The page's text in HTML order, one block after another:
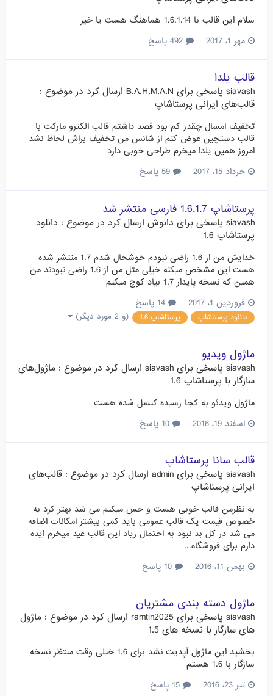
سلام این قالب با 1.6.1.14 هماهنگ هست یا خیر
مهر 1، 2017
قالب یلدا
siavash پاسخی برای B.A.H.M.A.N ارسال کرد در موضوع :
قالب‌های ایرانی پرستاشاپ
تخفیف امسال چقدر کم بود قصد داشتم قالب الکترو مارکت با
قالب دستچین عوض کنم از شانس من تخفیف براش لحاظ نشد
امروز همین یلدا میخرم طراحی خوبی دارد
خرداد 15، 2017
پرستاشاپ 1.6.1.7 فارسی منتشر شد
siavash پاسخی برای دانوش ارسال کرد در موضوع : دانلود
پرستاشاپ 1.6
خدایش من از 1.6 راضی نبودم خوشحال شدم 1.7 منتشر شده
هست این مشخص میکنه خیلی مثل من از 1.6 راضی نبودند من
همین که نسخه پایدار 1.7 بیاد کوچ میکنم
فروردین 1، 2017
دانلود پرستاشاپ پرستاشاپ 1.6 (و 2 مورد دیگر)
ماژول ویدیو
siavash پاسخی برای siavash ارسال کرد در موضوع : ماژول‌های
سازگار با پرستاشاپ 1.6
ماژول ویدئو به کجا رسیده کنسل شده هست
اسفند 19، 2016
قالب سانا پرستاشاپ
siavash پاسخی برای admin ارسال کرد در موضوع : قالب‌های
ایرانی پرستاشاپ
به نظرمن قالب خوبی هست و حس میکنم می شد بهتر کرد به
خصوص قیمت یک قالب عمومی باید کمی بیشتر امکانات اضافه
می شد در کل بد نبود به احتمال زیاد این قالب عید میخرم ایده
دارم برای فروشگاه...
بهمن 11، 2016
ماژول دسته بندی مشتریان
siavash پاسخی برای ramtin2025 ارسال کرد در موضوع : ماژول
های سازگار با نسخه های 1.5
بخشید این ماژول آپدیت نشد برای 1.6 خیلی وقت منتظر نسخه
سازگار با 1.6 هستم
تیر 23، 2016